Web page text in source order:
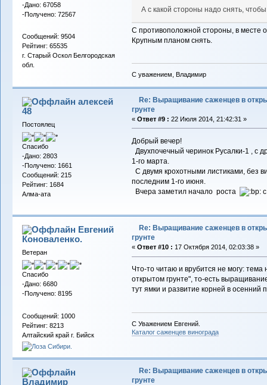
-Дано: 67058
-Получено: 72567
Сообщений: 9504
Рейтинг: 65535
г. Старый Оскол Белгородская
обл.
А с какой стороны надо снять,
С противоположной стороны, в месте
Крупным планом снять.
С уважением, Владимир
алексей
48
Постоялец
Спасибо
-Дано: 2803
-Получено: 1661
Сообщений: 215
Рейтинг: 1684
Алма-ата
Re: Выращивание саженцев в
грунте
« Ответ #9 : 22 Июля 2014, 21:42:31 »
Добрый вечер!
Двухпочечный черинок Русалки-1 , с
1-го марта.
С двумя крохотными листиками, без
последним 1-го июня.
Вчера заметил начало роста
с
Евгений
Коноваленко.
Ветеран
Спасибо
-Дано: 6680
-Получено: 8195
Сообщений: 1000
Рейтинг: 8213
Алтайский край г. Бийск
Re: Выращивание саженцев в
грунте
« Ответ #10 : 17 Октября 2014, 02:03:38 »
Что-то читаю и врубится не могу:
открытом грунте", то-есть
тут ямки и развитие корней в
С Уважением Евгений.
Каталог саженцев винограда
Владимиp
Re: Выращивание саженцев в
грунте